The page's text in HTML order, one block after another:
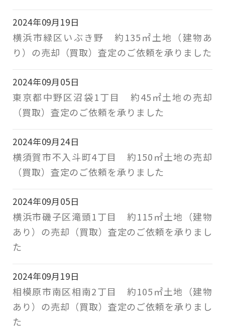
2024年09月19日
横浜市緑区いぶき野 約135㎡土地（建物あ
り）の売却（買取）査定のご依頼を承りました
2024年09月05日
東京都中野区沼袋1丁目 約45㎡土地の売却
（買取）査定のご依頼を承りました
2024年09月24日
横須賀市不入斗町4丁目 約150㎡土地の売却
（買取）査定のご依頼を承りました
2024年09月05日
横浜市磯子区滝頭1丁目 約115㎡土地（建物
あり）の売却（買取）査定のご依頼を承りまし
た
2024年09月19日
相模原市南区相南2丁目 約105㎡土地（建物
あり）の売却（買取）査定のご依頼を承りまし
た